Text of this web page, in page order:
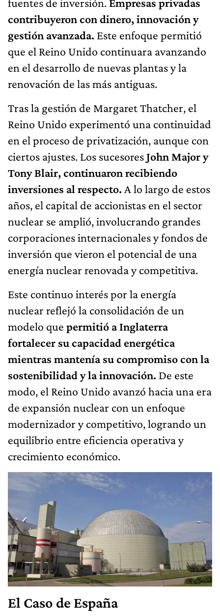
contribuyeron con dinero, innovación y
gestión avanzada. Este enfoque permitió
que el Reino Unido continuara avanzando
en el desarrollo de nuevas plantas y la
renovación de las más antiguas.
Tras la gestión de Margaret Thatcher, el
Reino Unido experimentó una continuidad
en el proceso de privatización, aunque con
ciertos ajustes. Los sucesoresJohn Major y
Tony Blair, continuaron recibiendo
inversiones al respecto. A lo largo de estos
años, el capital de accionistas en el sector
nuclear se amplió, involucrando grandes
corporaciones internacionales y fondos de
inversión que vieron el potencial de una
energía nuclear renovada y competitiva.
Este continuo interés por la energía
nuclear reflejó la consolidación de un
modelo que permitió a Inglaterra
fortalecer su capacidad energética
mientras mantenía su compromiso con la
sostenibilidad y la innovación. De este
modo, el Reino Unido avanzó hacia una era
de expansión nuclear con un enfoque
modernizador y competitivo, logrando un
equilibrio entre eficiencia operativa y
crecimiento económico.
El Caso de España